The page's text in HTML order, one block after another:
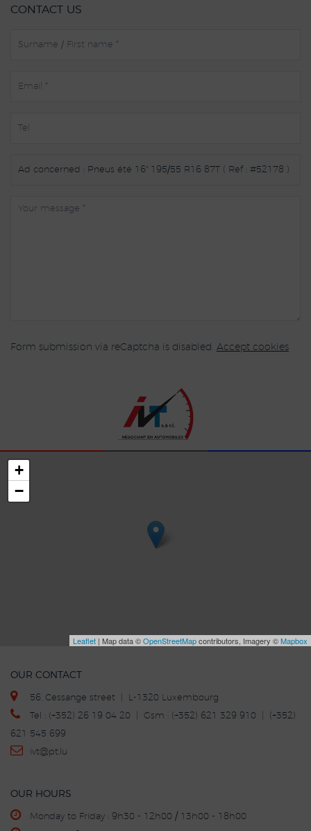
CONTACT US
Form submission via reCaptcha is disabled. Accept cookies
+
−
Leaflet | Map data ©OpenStreetMapcontributors, Imagery ©Mapbox
OUR CONTACT
56, Cessange street | L-1320 Luxembourg
Tel : (+352) 26 19 04 20 | Gsm : (+352) 621 329 910 | (+352)
621 545 699
ivt@pt.lu
OUR HOURS
Monday to Friday : 9h30 - 12h00 / 13h00 - 18h00